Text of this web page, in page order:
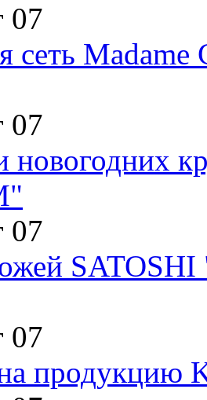
07
сеть Madame
07
новогодних
07
07
продукцию